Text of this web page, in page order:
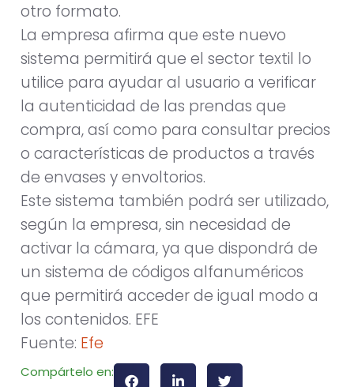
otro formato.
La empresa afirma que este nuevo
sistema permitirá que el sector textil lo
utilice para ayudar al usuario a verificar
la autenticidad de las prendas que
compra, así como para consultar precios
o características de productos a través
de envases y envoltorios.
Este sistema también podrá ser utilizado,
según la empresa, sin necesidad de
activar la cámara, ya que dispondrá de
un sistema de códigos alfanuméricos
que permitirá acceder de igual modo a
los contenidos. EFE
Fuente: Efe
Compártelo en: